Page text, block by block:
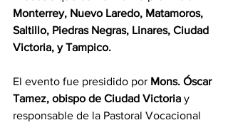
Monterrey, Nuevo Laredo, Matamoros,
Saltillo, Piedras Negras, Linares, Ciudad
Victoria, y Tampico.
El evento fue presidido por Mons. Óscar
Tamez, obispo de Ciudad Victoria y
responsable de la Pastoral Vocacional